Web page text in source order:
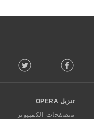
o
w
O
Facebook
Twitter
تنزيل OPERA
متصفحات الكمبيوتر